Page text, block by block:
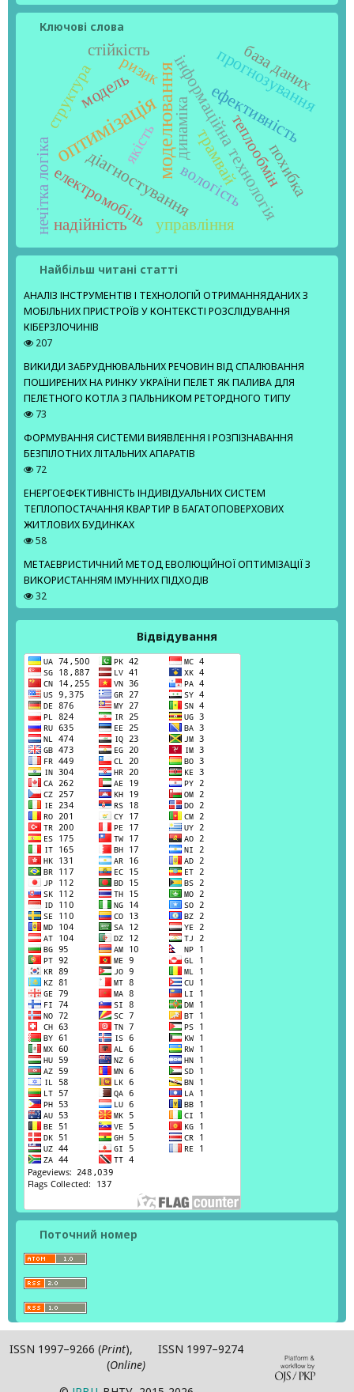
Ключові слова
оптимізаціямоделюванняінформаційна технологія
ефективність
модель прогнозування
діагностуваннятрамвай
вологість
ризик
управління
теплообмін
структура
стійкість
якість
нечітка логіка
база даних
динаміка
електромобіль
надійність
похибка
Найбільш читані статті
АНАЛІЗ ІНСТРУМЕНТІВ І ТЕХНОЛОГІЙ ОТРИМАННЯДАНИХ З
МОБІЛЬНИХ ПРИСТРОЇВ У КОНТЕКСТІ РОЗСЛІДУВАННЯ
КІБЕРЗЛОЧИНІВ
207
ВИКИДИ ЗАБРУДНЮВАЛЬНИХ РЕЧОВИН ВІД СПАЛЮВАННЯ
ПОШИРЕНИХ НА РИНКУ УКРАЇНИ ПЕЛЕТ ЯК ПАЛИВА ДЛЯ
ПЕЛЕТНОГО КОТЛА З ПАЛЬНИКОМ РЕТОРДНОГО ТИПУ
73
ФОРМУВАННЯ СИСТЕМИ ВИЯВЛЕННЯ І РОЗПІЗНАВАННЯ
БЕЗПІЛОТНИХ ЛІТАЛЬНИХ АПАРАТІВ
72
ЕНЕРГОЕФЕКТИВНІСТЬ ІНДИВІДУАЛЬНИХ СИСТЕМ
ТЕПЛОПОСТАЧАННЯ КВАРТИР В БАГАТОПОВЕРХОВИХ
ЖИТЛОВИХ БУДИНКАХ
58
МЕТАЕВРИСТИЧНИЙ МЕТОД ЕВОЛЮЦІЙНОЇ ОПТИМІЗАЦІЇ З
ВИКОРИСТАННЯМ ІМУННИХ ПІДХОДІВ
32
Відвідування
Поточний номер
ISSN 1997–9266 (Print), ISSN 1997–9274
(Online)